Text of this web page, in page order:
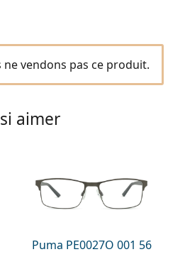
vendons pas ce produit.
aimer
Puma PE0027O 001 56